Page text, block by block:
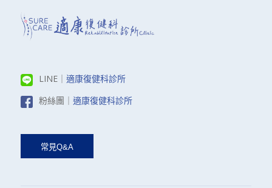
LINE｜ 適康復健科診所
粉絲團｜ 適康復健科診所